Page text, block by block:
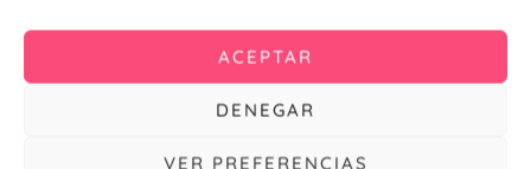
ACEPTAR
DENEGAR
VER PREFERENCIAS
Encuentra otros productos como detalle deportivo o
click aquí
Para más ideas y novedades , visita nuestro